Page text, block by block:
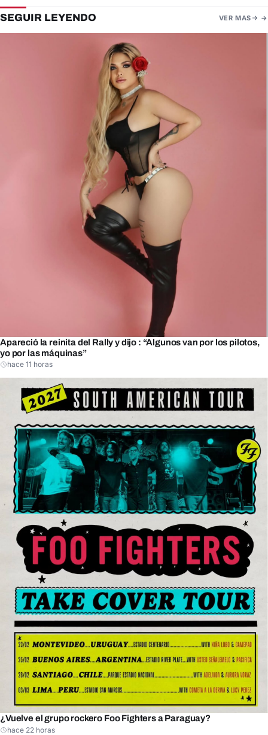
SEGUIR LEYENDO VER MAS
Apareció la reinita del Rally y dijo : “Algunos van por los pilotos,
yo por las máquinas”
hace 11 horas
¿Vuelve el grupo rockero Foo Fighters a Paraguay?
hace 22 horas